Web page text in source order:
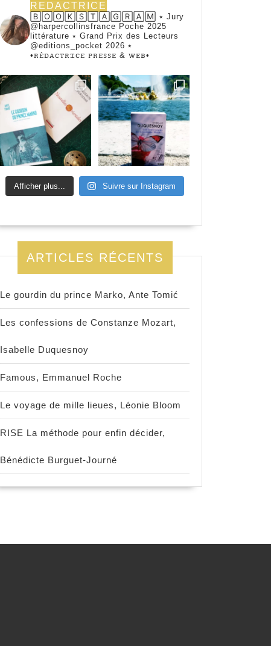
REDACTRICE
🄱🄾🄾🄺🅂🅃🄰🄶🅁🄰🄼 ⭑ Jury
@harpercollinsfrance Poche 2025
littérature ⭑ Grand Prix des Lecteurs
@editions_pocket 2026 ⭑
•ꭱꭼ́ꭰꭺꮯꭲꭱꮖꮯꭼ ꮲꭱꭼꮪꮪꭼ & ꮃꭼᏼ•
Afficher plus... Suivre sur Instagram
ARTICLES RÉCENTS
Le gourdin du prince Marko, Ante Tomić
Les confessions de Constanze Mozart,
Isabelle Duquesnoy
Famous, Emmanuel Roche
Le voyage de mille lieues, Léonie Bloom
RISE La méthode pour enfin décider,
Bénédicte Burguet-Journé